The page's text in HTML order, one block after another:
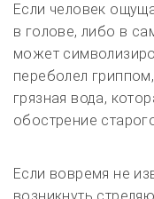
Если человек
в голове, либо в
может
переболел
грязная вода,
обострение
Если вовремя не